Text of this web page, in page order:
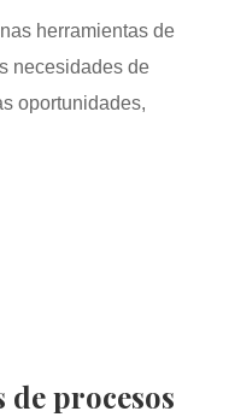
herramientas de
necesidades de
oportunidades,
de procesos